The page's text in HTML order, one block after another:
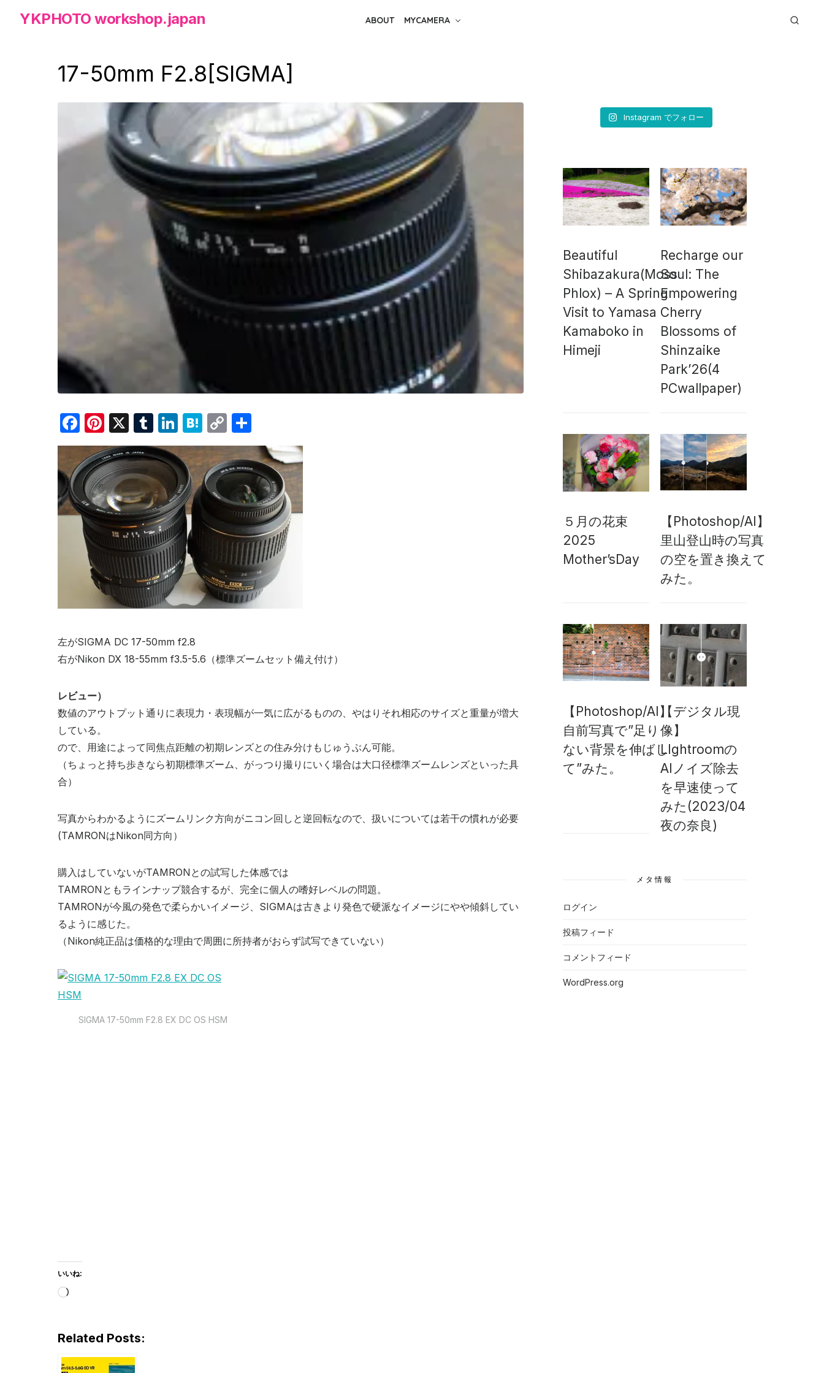
YKPHOTO workshop.japan ABOUT MYCAMERA
17-50mm F2.8[SIGMA]
F
a
c
e
b
o
o
k
Pi
nt
er
e
st
X
T
u
m
bl
r
Li
n
k
e
dI
n
H
at
e
n
a
C
o
p
y
Li
n
k
有
左がSIGMA DC 17-50mm f2.8
右がNikon DX 18-55mm f3.5-5.6（標準ズームセット備え付け）
レビュー）
数値のアウトプット通りに表現力・表現幅が一気に広がるものの、やはりそれ相応のサイズと重量が増大
している。
ので、用途によって同焦点距離の初期レンズとの住み分けもじゅうぶん可能。
（ちょっと持ち歩きなら初期標準ズーム、がっつり撮りにいく場合は大口径標準ズームレンズといった具
合）
写真からわかるようにズームリンク方向がニコン回しと逆回転なので、扱いについては若干の慣れが必要
(TAMRONはNikon同方向）
購入はしていないがTAMRONとの試写した体感では
TAMRONともラインナップ競合するが、完全に個人の嗜好レベルの問題。
TAMRONが今風の発色で柔らかいイメージ、SIGMAは古きより発色で硬派なイメージにやや傾斜してい
るように感じた。
（Nikon純正品は価格的な理由で周囲に所持者がおらず試写できていない）
SIGMA 17-50mm F2.8 EX DC OS HSM
いいね:
読
み
中…
Related Posts:
Instagram でフォロー
Beautiful
Shibazakura(Moss
Phlox) – A Spring
Visit to Yamasa
Kamaboko in
Himeji
Recharge our
Soul: The
Empowering
Cherry
Blossoms of
Shinzaike
Park’26(4
PCwallpaper)
５月の花束
2025
Mother’sDay
【Photoshop/AI】
里山登山時の写真
の空を置き換えて
みた。
【Photoshop/AI】
自前写真で”足り
ない背景を伸ばし
て”みた。
【デジタル現
像】
LIghtroomの
AIノイズ除去
を早速使って
みた(2023/04
夜の奈良)
メタ情報
ログイン
投稿フィード
コメントフィード
WordPress.org